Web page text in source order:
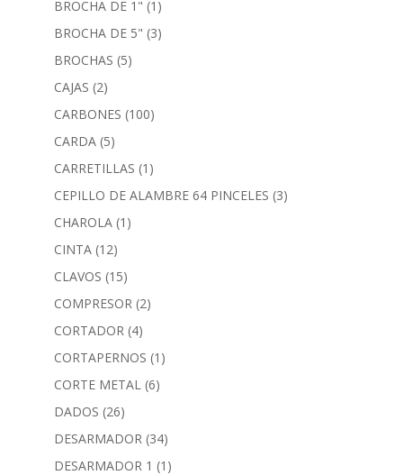
BROCHA DE 1" (1)
BROCHA DE 5" (3)
BROCHAS (5)
CAJAS (2)
CARBONES (100)
CARDA (5)
CARRETILLAS (1)
CEPILLO DE ALAMBRE 64 PINCELES (3)
CHAROLA (1)
CINTA (12)
CLAVOS (15)
COMPRESOR (2)
CORTADOR (4)
CORTAPERNOS (1)
CORTE METAL (6)
DADOS (26)
DESARMADOR (34)
DESARMADOR 1 (1)